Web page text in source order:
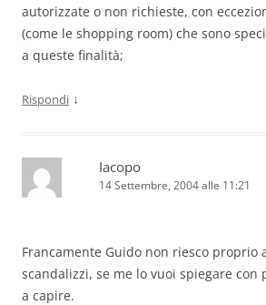
autorizzate o non richieste, con
(come le shopping room) che sono
a queste finalità;
Rispondi ↓
Iacopo
14 Settembre, 2004 alle 11:21
Francamente Guido non riesco proprio
scandalizzi, se me lo vuoi spiegare con
a capire.